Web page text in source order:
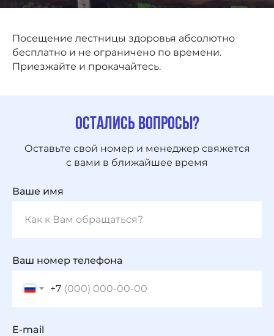
Посещение лестницы здоровья абсолютно
бесплатно и не ограничено по времени.
Приезжайте и прокачайтесь.
Остались вопросы?
Оставьте свой номер и менеджер свяжется
с вами в ближайшее время
Ваше имя
Ваш номер телефона
+7
E-mail